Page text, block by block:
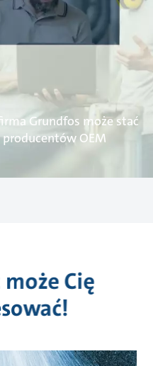
Grundfos może stać
OEM
Cię